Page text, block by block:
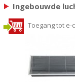
Ingebouwde
Toegang tot